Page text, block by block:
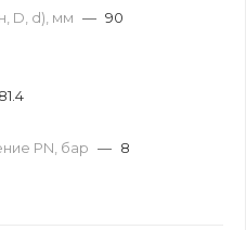
D, d), мм — 90
81.4
PN, бар — 8